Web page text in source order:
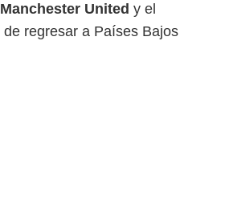
Manchester United y el
de regresar a Países Bajos